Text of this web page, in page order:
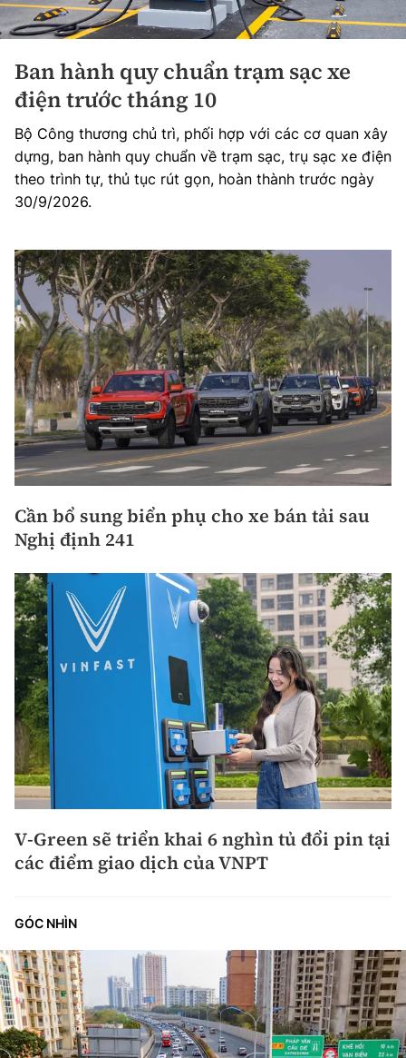
Ban hành quy chuẩn trạm sạc xe
điện trước tháng 10
Bộ Công thương chủ trì, phối hợp với các cơ quan xây
dựng, ban hành quy chuẩn về trạm sạc, trụ sạc xe điện
theo trình tự, thủ tục rút gọn, hoàn thành trước ngày
30/9/2026.
Cần bổ sung biển phụ cho xe bán tải sau
Nghị định 241
V-Green sẽ triển khai 6 nghìn tủ đổi pin tại
các điểm giao dịch của VNPT
GÓC NHÌN